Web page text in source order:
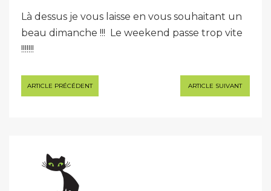
Là dessus je vous laisse en vous souhaitant un
beau dimanche !!! Le weekend passe trop vite
!!!!!!!
Navigation
de
ARTICLE PRÉCÉDENT ARTICLE SUIVANT